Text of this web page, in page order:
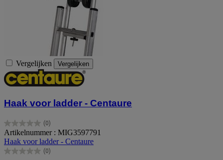
Vergelijken Vergelijken
Haak voor ladder - Centaure
(0)
0.0
van
de
5
Artikelnummer : MIG3597791
Haak voor ladder - Centaure
(0)
0.0